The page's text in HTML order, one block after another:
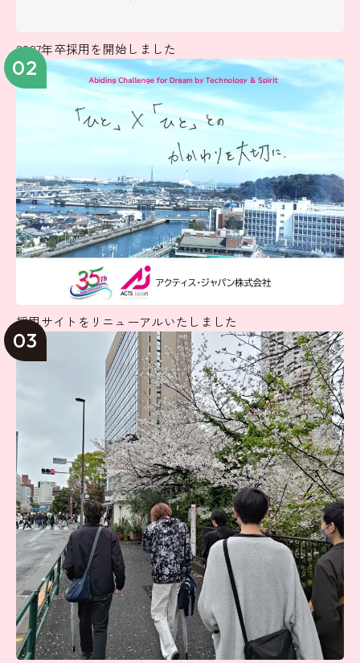
2027年卒採用を開始しました
02
採用サイトをリニューアルいたしました
03